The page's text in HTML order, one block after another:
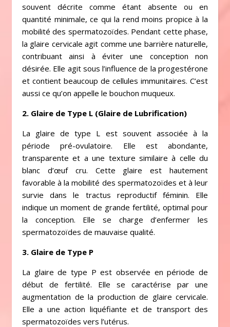
souvent décrite comme étant absente ou en
quantité minimale, ce qui la rend moins propice à la
mobilité des spermatozoïdes. Pendant cette phase,
la glaire cervicale agit comme une barrière naturelle,
contribuant ainsi à éviter une conception non
désirée. Elle agit sous l’influence de la progestérone
et contient beaucoup de cellules immunitaires. C’est
aussi ce qu’on appelle le bouchon muqueux.
2. Glaire de Type L (Glaire de Lubrification)
La glaire de type L est souvent associée à la
période pré-ovulatoire. Elle est abondante,
transparente et a une texture similaire à celle du
blanc d’œuf cru. Cette glaire est hautement
favorable à la mobilité des spermatozoïdes et à leur
survie dans le tractus reproductif féminin. Elle
indique un moment de grande fertilité, optimal pour
la conception. Elle se charge d’enfermer les
spermatozoïdes de mauvaise qualité.
3. Glaire de Type P
La glaire de type P est observée en période de
début de fertilité. Elle se caractérise par une
augmentation de la production de glaire cervicale.
Elle a une action liquéfiante et de transport des
spermatozoïdes vers l’utérus.